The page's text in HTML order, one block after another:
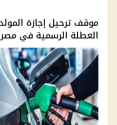
العطلة الرسمية في مصر